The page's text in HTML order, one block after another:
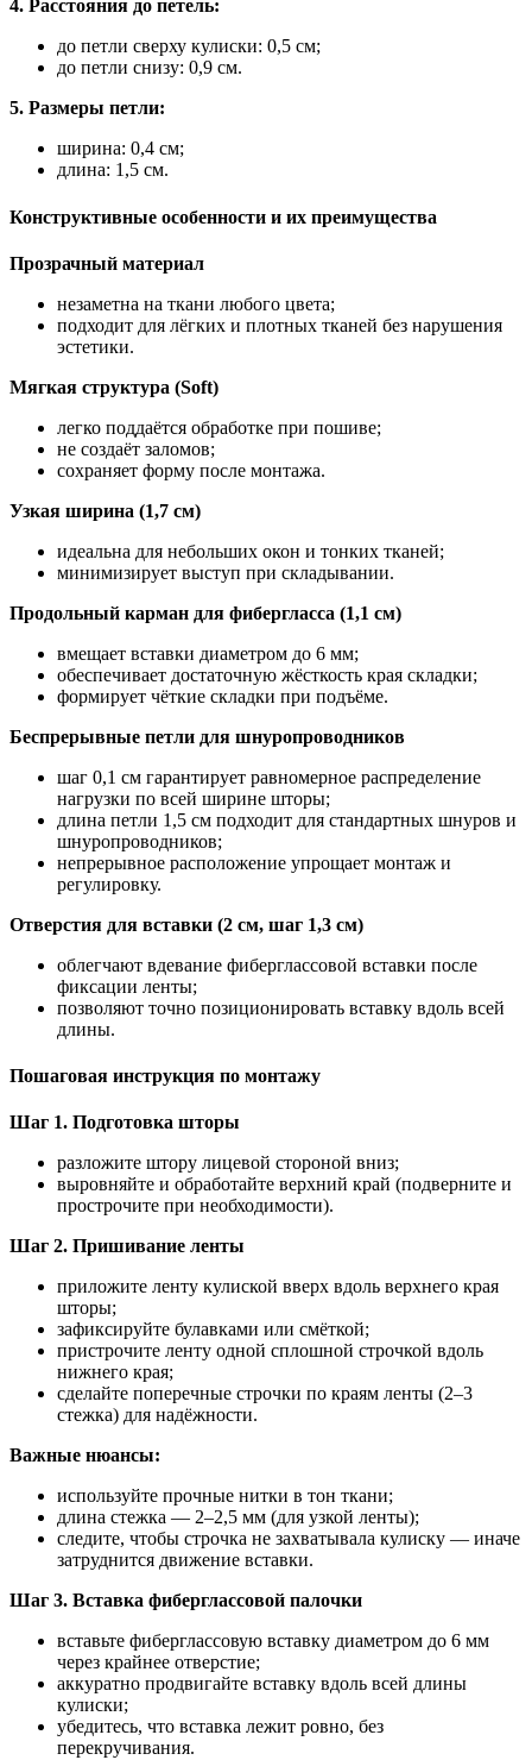
4. Расстояния до петель:
до петли сверху кулиски: 0,5 см;
до петли снизу: 0,9 см.
5. Размеры петли:
ширина: 0,4 см;
длина: 1,5 см.
Конструктивные особенности и их преимущества
Прозрачный материал
незаметна на ткани любого цвета;
подходит для лёгких и плотных тканей без нарушения
эстетики.
Мягкая структура (Soft)
легко поддаётся обработке при пошиве;
не создаёт заломов;
сохраняет форму после монтажа.
Узкая ширина (1,7 см)
идеальна для небольших окон и тонких тканей;
минимизирует выступ при складывании.
Продольный карман для фибергласса (1,1 см)
вмещает вставки диаметром до 6 мм;
обеспечивает достаточную жёсткость края складки;
формирует чёткие складки при подъёме.
Беспрерывные петли для шнуропроводников
шаг 0,1 см гарантирует равномерное распределение
нагрузки по всей ширине шторы;
длина петли 1,5 см подходит для стандартных шнуров и
шнуропроводников;
непрерывное расположение упрощает монтаж и
регулировку.
Отверстия для вставки (2 см, шаг 1,3 см)
облегчают вдевание фиберглассовой вставки после
фиксации ленты;
позволяют точно позиционировать вставку вдоль всей
длины.
Пошаговая инструкция по монтажу
Шаг 1. Подготовка шторы
разложите штору лицевой стороной вниз;
выровняйте и обработайте верхний край (подверните и
прострочите при необходимости).
Шаг 2. Пришивание ленты
приложите ленту кулиской вверх вдоль верхнего края
шторы;
зафиксируйте булавками или смёткой;
пристрочите ленту одной сплошной строчкой вдоль
нижнего края;
сделайте поперечные строчки по краям ленты (2–3
стежка) для надёжности.
Важные нюансы:
используйте прочные нитки в тон ткани;
длина стежка — 2–2,5 мм (для узкой ленты);
следите, чтобы строчка не захватывала кулиску — иначе
затруднится движение вставки.
Шаг 3. Вставка фиберглассовой палочки
вставьте фиберглассовую вставку диаметром до 6 мм
через крайнее отверстие;
аккуратно продвигайте вставку вдоль всей длины
кулиски;
убедитесь, что вставка лежит ровно, без
перекручивания.